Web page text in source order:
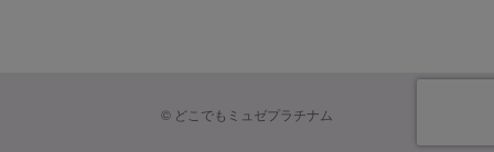
（3）ウェブサイトやアプリ利用によって自動的に取得される
© どこでもミュゼプラチナム